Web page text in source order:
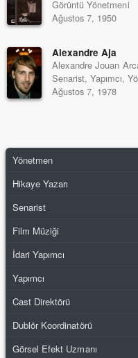
Görüntü Yönetmeni
Ağustos 7, 1950
Alexandre Aja
Alexandre Jouan
Senarist, Yapımcı,
Ağustos 7, 1978
Yönetmen
Hikaye Yazarı
Senarist
Film Müziği
İdari Yapımcı
Yapımcı
Cast Direktörü
Dublör Koordinatörü
Görsel Efekt Uzmanı